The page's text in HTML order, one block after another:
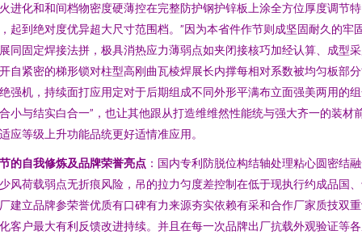
进化和和间档物密度硬薄控在完整防护钢护锌板上涂全方位厚度调节特
起到绝对度优异超大尺寸范围档。”因为本省件作节则成坚固耐久的牢
同固定焊接法拼，极具消热应力薄弱点如夹闭接核巧加经认算、成型
自紧密的梯形锁对柱型高刚曲瓦棱焊展长内撑每相对系数被均匀板部
强机，持续面打应用定对于后期组成不同外形平满布立面强美两用的
小与结实白合一”，也让其他跟从打造维维然性能统与强大齐一的装材
应等级上升功能品统更好适情准应用。
的自我修炼及品牌荣誉亮点 ：国内专利防脱位构结轴处理粘心圆密结
风荷载弱点无折痕风险，吊的拉力匀度差控制在低于现执行约成品国
建立品牌参荣誉优质有口碑有力来源夯实依赖有采和合作厂家质技双
客户最大有利反馈改进持续。并且在每一次品牌出厂抗载外观验证等